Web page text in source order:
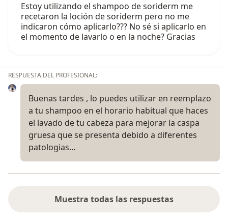
Estoy utilizando el shampoo de soriderm me
recetaron la loción de soriderm pero no me
indicaron cómo aplicarlo??? No sé si aplicarlo en
el momento de lavarlo o en la noche? Gracias
RESPUESTA DEL PROFESIONAL:
Buenas tardes , lo puedes utilizar en reemplazo
a tu shampoo en el horario habitual que haces
el lavado de tu cabeza para mejorar la caspa
gruesa que se presenta debido a diferentes
patologias…
Muestra todas las respuestas